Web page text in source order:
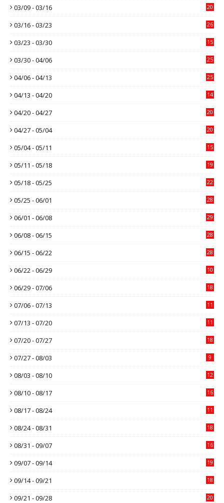
03/09 - 03/16 20
03/16 - 03/23 26
03/23 - 03/30 15
03/30 - 04/06 25
04/06 - 04/13 25
04/13 - 04/20 14
04/20 - 04/27 20
04/27 - 05/04 20
05/04 - 05/11 15
05/11 - 05/18 19
05/18 - 05/25 22
05/25 - 06/01 28
06/01 - 06/08 29
06/08 - 06/15 28
06/15 - 06/22 28
06/22 - 06/29 10
06/29 - 07/06 18
07/06 - 07/13 11
07/13 - 07/20 11
07/20 - 07/27 18
07/27 - 08/03 9
08/03 - 08/10 12
08/10 - 08/17 16
08/17 - 08/24 11
08/24 - 08/31 18
08/31 - 09/07 16
09/07 - 09/14 19
09/14 - 09/21 18
09/21 - 09/28 20